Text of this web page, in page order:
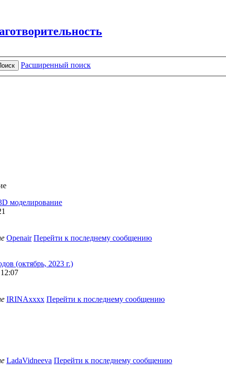
Расширенный поиск
моделирование
Openair Перейти к последнему сообщению
(октябрь, 2023 г.)
IRINAxxxx Перейти к последнему сообщению
LadaVidneeva Перейти к последнему сообщению